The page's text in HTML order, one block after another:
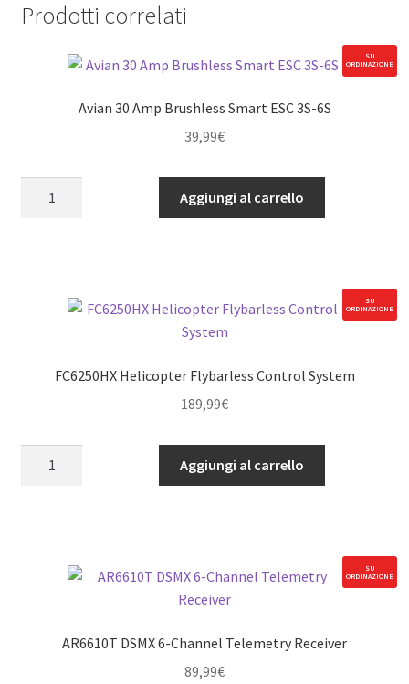
Prodotti correlati
SU
ORDINAZIONE
Avian 30 Amp Brushless Smart ESC 3S-6S
39,99€
quantità
Aggiungi al carrello
SU
ORDINAZIONE
FC6250HX Helicopter Flybarless Control System
189,99€
quantità
Aggiungi al carrello
SU
ORDINAZIONE
AR6610T DSMX 6-Channel Telemetry Receiver
89,99€